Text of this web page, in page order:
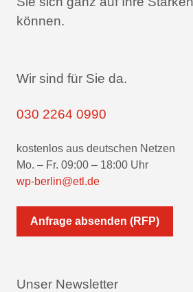
können.
Wir sind für Sie da.
030 2264 0990
kostenlos aus deutschen Netzen
Mo. – Fr. 09:00 – 18:00 Uhr
wp-berlin@etl.de
Anfrage absenden (RFP)
Unser Newsletter